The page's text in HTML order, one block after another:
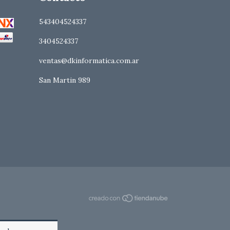
543404524337
3404524337
ventas@dkinformatica.com.ar
San Martin 989